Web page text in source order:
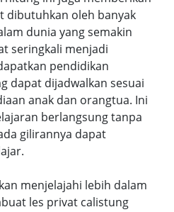
dibutuhkan oleh banyak
dunia yang semakin
seringkali menjadi
pendidikan
dapat dijadwalkan sesuai
anak dan orangtua. Ini
berlangsung tanpa
gilirannya dapat
menjelajahi lebih dalam
les privat calistung